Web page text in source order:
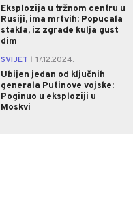
Eksplozija u tržnom centru u
Rusiji, ima mrtvih: Popucala
stakla, iz zgrade kulja gust
dim
SVIJET
17.12.2024.
Ubijen jedan od ključnih
generala Putinove vojske:
Poginuo u eksploziji u
Moskvi